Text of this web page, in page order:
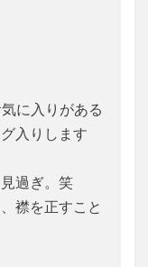
に入りがある
入りします
過ぎ。笑
襟を正すこと